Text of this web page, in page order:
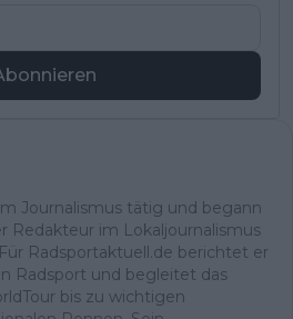
Journalismus tätig und begann
Redakteur im Lokaljournalismus
Radsportaktuell.de berichtet er
Radsport und begleitet das
bis zu wichtigen